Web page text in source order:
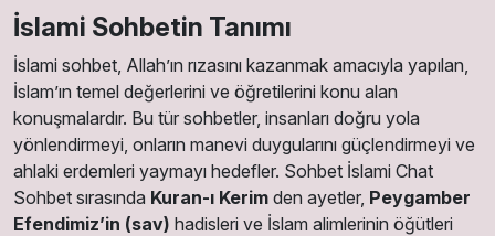
İslami Sohbetin Tanımı
İslami sohbet, Allah’ın rızasını kazanmak amacıyla yapılan,
İslam’ın temel değerlerini ve öğretilerini konu alan
konuşmalardır. Bu tür sohbetler, insanları doğru yola
yönlendirmeyi, onların manevi duygularını güçlendirmeyi ve
ahlaki erdemleri yaymayı hedefler. Sohbet İslami Chat
Sohbet sırasında Kuran-ı Kerim den ayetler, Peygamber
Efendimiz’in (sav) hadisleri ve İslam alimlerinin öğütleri